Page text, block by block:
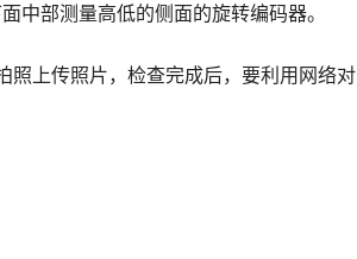
中部测量高低的侧面的旋转编码器。󠅅󠅃󠄵󠅂󠄪󠇖󠆨󠆨󠇕󠆞󠆒󠅬󠇘󠆭󠆘󠇙󠆝󠅵󠇗󠆭󠆁󠄐󠇗󠅹󠅸󠇖󠆍󠅳󠇖󠅹󠅰󠇖󠆌󠅹
照上传照片，检查完成后，要利用网络对